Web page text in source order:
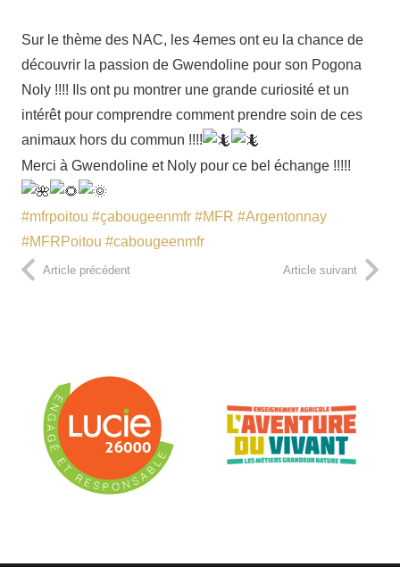
Sur le thème des NAC, les 4emes ont eu la chance de
découvrir la passion de Gwendoline pour son Pogona
Noly !!!! Ils ont pu montrer une grande curiosité et un
intérêt pour comprendre comment prendre soin de ces
animaux hors du commun !!!!
Merci à Gwendoline et Noly pour ce bel échange !!!!!
#mfrpoitou #çabougeenmfr #MFR #Argentonnay
#MFRPoitou #cabougeenmfr
Article précédent Article suivant